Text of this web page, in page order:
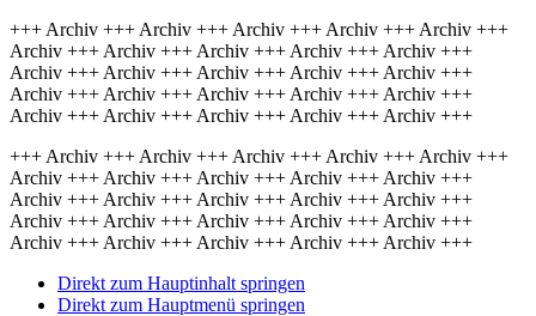
+++ Archiv +++ Archiv +++ Archiv +++ Archiv +++ Archiv +++
Archiv +++ Archiv +++ Archiv +++ Archiv +++ Archiv +++
Archiv +++ Archiv +++ Archiv +++ Archiv +++ Archiv +++
Archiv +++ Archiv +++ Archiv +++ Archiv +++ Archiv +++
Archiv +++ Archiv +++ Archiv +++ Archiv +++ Archiv +++
+++ Archiv +++ Archiv +++ Archiv +++ Archiv +++ Archiv +++
Archiv +++ Archiv +++ Archiv +++ Archiv +++ Archiv +++
Archiv +++ Archiv +++ Archiv +++ Archiv +++ Archiv +++
Archiv +++ Archiv +++ Archiv +++ Archiv +++ Archiv +++
Archiv +++ Archiv +++ Archiv +++ Archiv +++ Archiv +++
Direkt zum Hauptinhalt springen
Direkt zum Hauptmenü springen